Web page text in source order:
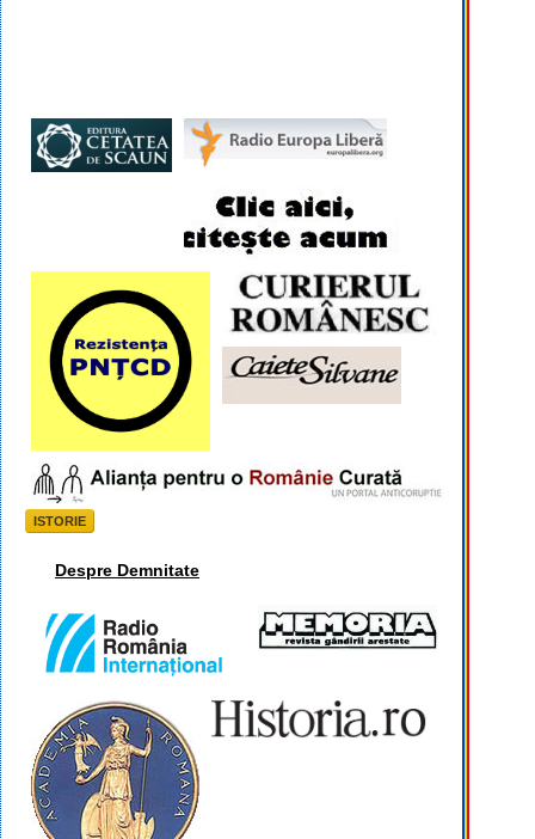
ISTORIE
Despre Demnitate